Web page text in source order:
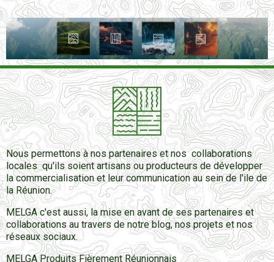
Nous permettons à nos partenaires et nos collaborations
locales qu'ils soient artisans ou producteurs de développer
la commercialisation et leur communication au sein de l'ile de
la Réunion.
MELGA c'est aussi, la mise en avant de ses partenaires et
collaborations au travers de notre blog, nos projets et nos
réseaux sociaux.
MELGA Produits Fièrement Réunionnais